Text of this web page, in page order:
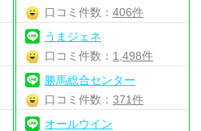
口コミ件数： 406件
うまジェネ
口コミ件数： 1,498件
勝馬総合センター
口コミ件数： 371件
オールウイン